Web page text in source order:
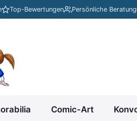
Top-Bewertungen Persönliche Beratung
Comic-Art